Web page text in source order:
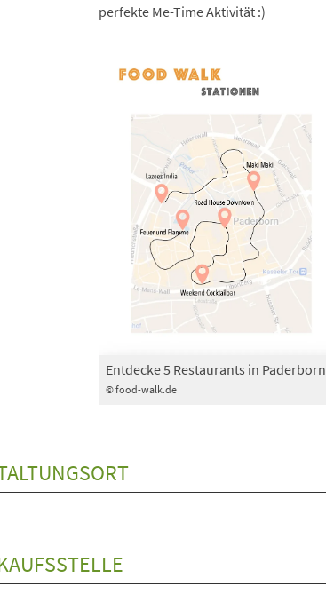
perfekte Me-Time Aktivität :)
© food-walk.de
Entdecke 5 Restaurants in Paderborn